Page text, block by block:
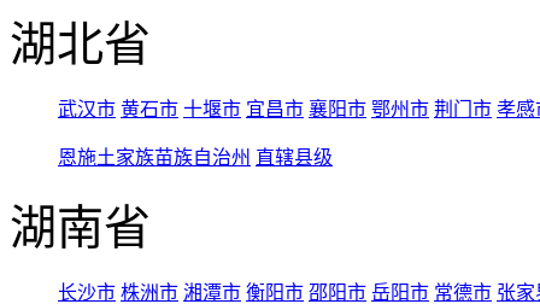
湖北省
武汉市 黄石市 十堰市 宜昌市 襄阳市 鄂州市 荆门市 孝感
恩施土家族苗族自治州 直辖县级
湖南省
长沙市 株洲市 湘潭市 衡阳市 邵阳市 岳阳市 常德市 张家